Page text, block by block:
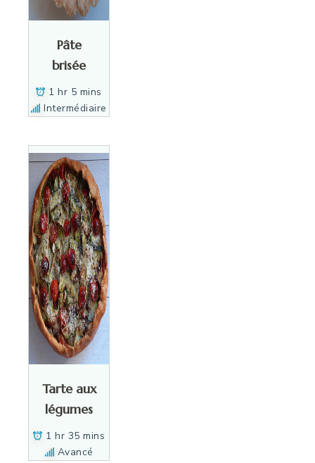
Pâte
brisée
1 hr 5 mins
Intermédiaire
Tarte aux
légumes
1 hr 35 mins
Avancé